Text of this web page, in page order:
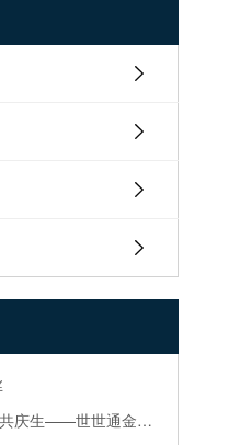
通金属员工生日聚会温情落幕